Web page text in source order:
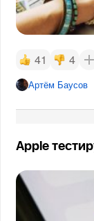
41 4
Артём Баусов
Apple